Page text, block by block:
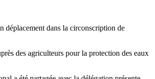
déplacement dans la circonscription de
des agriculteurs pour la protection des eaux